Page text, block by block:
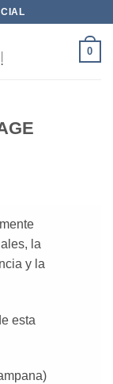
0
la
y la
esta